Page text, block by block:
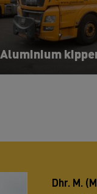
Aluminium
Dhr. M.